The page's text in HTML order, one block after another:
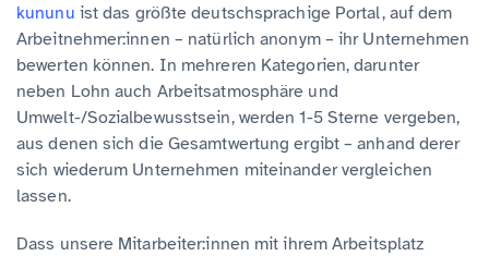
kununu ist das größte deutschsprachige Portal, auf dem
Arbeitnehmer:innen – natürlich anonym – ihr Unternehmen
bewerten können. In mehreren Kategorien, darunter
neben Lohn auch Arbeitsatmosphäre und
Umwelt-/Sozialbewusstsein, werden 1-5 Sterne vergeben,
aus denen sich die Gesamtwertung ergibt – anhand derer
sich wiederum Unternehmen miteinander vergleichen
lassen.
Dass unsere Mitarbeiter:innen mit ihrem Arbeitsplatz